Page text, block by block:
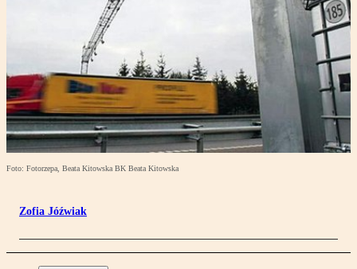
Foto: Fotorzepa, Beata Kitowska BK Beata Kitowska
Zofia Jóźwiak